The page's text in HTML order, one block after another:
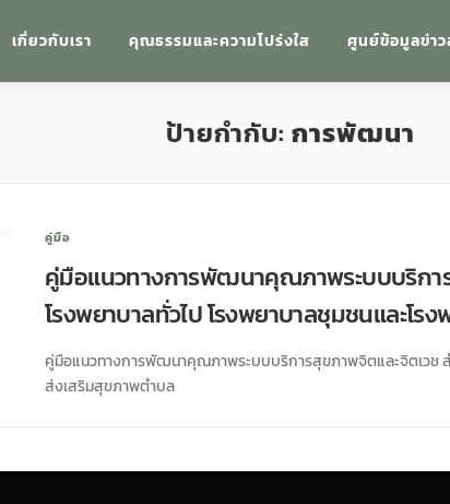
เกี่ยวกับเรา คุณธรรมและความโปร่งใส ศูนย์ข้อมูลข่าว
ป้ายกำกับ: การพัฒนา
คู่มือ
คู่มือแนวทางการพัฒนาคุณภาพระบบบริกา
โรงพยาบาลทั่วไป โรงพยาบาลชุมชนและโ
คู่มือแนวทางการพัฒนาคุณภาพระบบบริการสุขภาพจิตและจิตเวช ส
ส่งเสริมสุขภาพตำบล